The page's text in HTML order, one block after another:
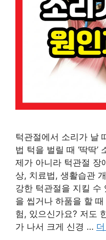
턱관절에서 소리가 날
법 턱을 벌릴 때 ‘딱딱’
제가 아니라 턱관절 장
상, 치료법, 생활습관
강한 턱관절을 지킬 수
을 씹거나 하품을 할 때
험, 있으신가요? 저도
가 나서 크게 신경 …